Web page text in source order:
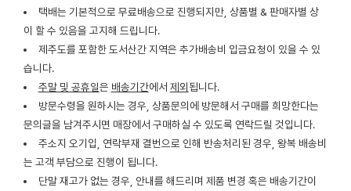
택배는 기본적으로 무료배송으로 진행되지만, 상품별 & 판매자별 상
이 할 수 있음을 고지해 드립니다.
제주도를 포함한 도서산간 지역은 추가배송비 입금요청이 있을 수 있
습니다.
주말 및 공휴일은 배송기간에서 제외됩니다.
방문수령을 원하시는 경우, 상품문의에 방문해서 구매를 희망한다는
문의글을 남겨주시면 매장에서 구매하실 수 있도록 연락드릴 것입니다.
주소지 오기입, 연락부재 결번으로 인해 반송처리된 경우, 왕복 배송비
는 고객 부담으로 진행이 됩니다.
단말 재고가 없는 경우, 안내를 해드리며 제품 변경 혹은 배송기간이